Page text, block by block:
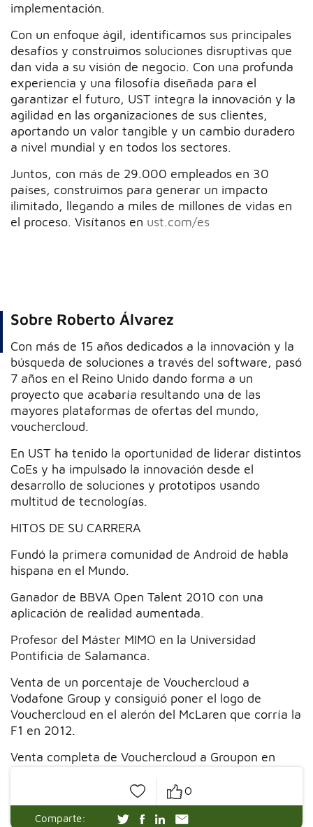
implementación.
Con un enfoque ágil, identificamos sus principales
desafíos y construimos soluciones disruptivas que
dan vida a su visión de negocio. Con una profunda
experiencia y una filosofía diseñada para el
garantizar el futuro, UST integra la innovación y la
agilidad en las organizaciones de sus clientes,
aportando un valor tangible y un cambio duradero
a nivel mundial y en todos los sectores.
Juntos, con más de 29.000 empleados en 30
países, construimos para generar un impacto
ilimitado, llegando a miles de millones de vidas en
el proceso. Visítanos en ust.com/es
Sobre Roberto Álvarez
Con más de 15 años dedicados a la innovación y la
búsqueda de soluciones a través del software, pasó
7 años en el Reino Unido dando forma a un
proyecto que acabaría resultando una de las
mayores plataformas de ofertas del mundo,
vouchercloud.
En UST ha tenido la oportunidad de liderar distintos
CoEs y ha impulsado la innovación desde el
desarrollo de soluciones y prototipos usando
multitud de tecnologías.
HITOS DE SU CARRERA
Fundó la primera comunidad de Android de habla
hispana en el Mundo.
Ganador de BBVA Open Talent 2010 con una
aplicación de realidad aumentada.
Profesor del Máster MIMO en la Universidad
Pontificia de Salamanca.
Venta de un porcentaje de Vouchercloud a
Vodafone Group y consiguió poner el logo de
Vouchercloud en el alerón del McLaren que corría la
F1 en 2012.
Venta completa de Vouchercloud a Groupon en
0
Comparte: